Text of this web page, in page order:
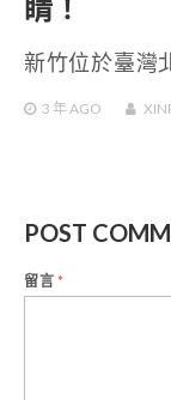
睛！
新竹位於臺灣
3 年AGO
POST
留言*